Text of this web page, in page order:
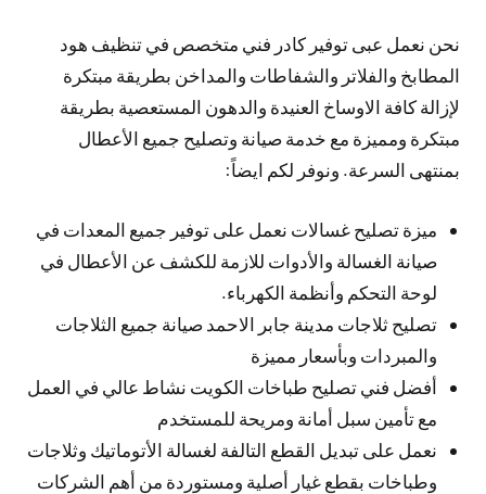
نحن نعمل عبى توفير كادر فني متخصص في تنظيف هود
المطابخ والفلاتر والشفاطات والمداخن بطريقة مبتكرة
لإزالة كافة الاوساخ العنيدة والدهون المستعصية بطريقة
مبتكرة ومميزة مع خدمة صيانة وتصليح جميع الأعطال
بمنتهى السرعة. ونوفر لكم ايضاً:
ميزة تصليح غسالات نعمل على توفير جميع المعدات في
صيانة الغسالة والأدوات للازمة للكشف عن الأعطال في
لوحة التحكم وأنظمة الكهرباء.
تصليح ثلاجات مدينة جابر الاحمد صيانة جميع الثلاجات
والمبردات وبأسعار مميزة
أفضل فني تصليح طباخات الكويت نشاط عالي في العمل
مع تأمين سبل أمانة ومريحة للمستخدم
نعمل على تبديل القطع التالفة لغسالة الأتوماتيك وثلاجات
وطباخات بقطع غيار أصلية ومستوردة من أهم الشركات